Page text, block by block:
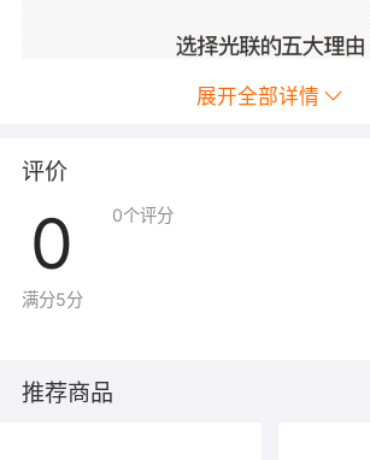
展开全部详情
评价
0
满分5分
0个评分
推荐商品